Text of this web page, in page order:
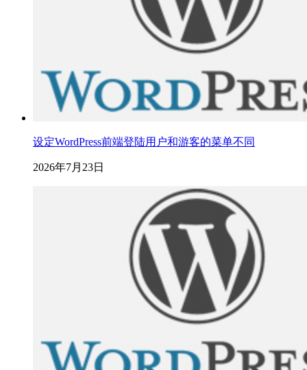
设定WordPress前端登陆用户和游客的菜单不同
2026年7月23日